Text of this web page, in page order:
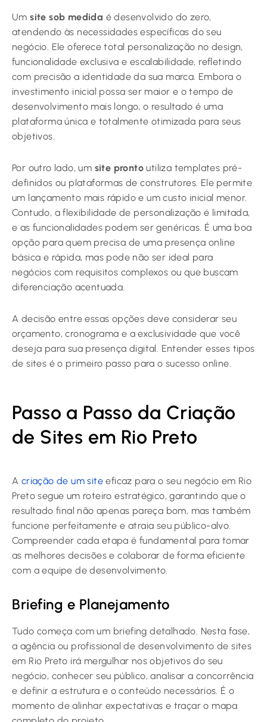
Umsite sob medida é desenvolvido do zero,
atendendo às necessidades específicas do seu
negócio. Ele oferece total personalização no design,
funcionalidade exclusiva e escalabilidade, refletindo
com precisão a identidade da sua marca. Embora o
investimento inicial possa ser maior e o tempo de
desenvolvimento mais longo, o resultado é uma
plataforma única e totalmente otimizada para seus
objetivos.
Por outro lado, um site pronto utiliza templates pré-
definidos ou plataformas de construtores. Ele permite
um lançamento mais rápido e um custo inicial menor.
Contudo, a flexibilidade de personalização é limitada,
e as funcionalidades podem ser genéricas. É uma boa
opção para quem precisa de uma presença online
básica e rápida, mas pode não ser ideal para
negócios com requisitos complexos ou que buscam
diferenciação acentuada.
A decisão entre essas opções deve considerar seu
orçamento, cronograma e a exclusividade que você
deseja para sua presença digital. Entender esses tipos
de sites é o primeiro passo para o sucesso online.
Passo a Passo da Criação
de Sites em Rio Preto
A criação de um site eficaz para o seu negócio em Rio
Preto segue um roteiro estratégico, garantindo que o
resultado final não apenas pareça bom, mas também
funcione perfeitamente e atraia seu público-alvo.
Compreender cada etapa é fundamental para tomar
as melhores decisões e colaborar de forma eficiente
com a equipe de desenvolvimento.
Briefing e Planejamento
Tudo começa com um briefing detalhado. Nesta fase,
a agência ou profissional de desenvolvimento de sites
em Rio Preto irá mergulhar nos objetivos do seu
negócio, conhecer seu público, analisar a concorrência
e definir a estrutura e o conteúdo necessários. É o
momento de alinhar expectativas e traçar o mapa